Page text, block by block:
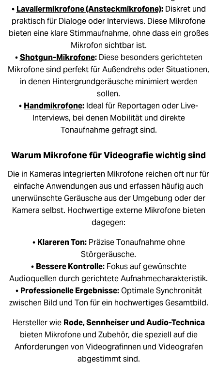
• Lavaliermikrofone (Ansteckmikrofone):Diskret und
praktisch für Dialoge oder Interviews. Diese Mikrofone
bieten eine klare Stimmaufnahme, ohne dass ein großes
Mikrofon sichtbar ist.
•Shotgun-Mikrofone:Diese besonders gerichteten
Mikrofone sind perfekt für Außendrehs oder Situationen,
in denen Hintergrundgeräusche minimiert werden
sollen.
• Handmikrofone: Ideal für Reportagen oder Live-
Interviews, bei denen Mobilität und direkte
Tonaufnahme gefragt sind.
Warum Mikrofone für Videografie wichtig sind
Die in Kameras integrierten Mikrofone reichen oft nur für
einfache Anwendungen aus und erfassen häufig auch
unerwünschte Geräusche aus der Umgebung oder der
Kamera selbst. Hochwertige externe Mikrofone bieten
dagegen:
• Klareren Ton:Präzise Tonaufnahme ohne
Störgeräusche.
• Bessere Kontrolle:Fokus auf gewünschte
Audioquellen durch gerichtete Aufnahmecharakteristik.
• Professionelle Ergebnisse:Optimale Synchronität
zwischen Bild und Ton für ein hochwertiges Gesamtbild.
Hersteller wie Rode, Sennheiser und Audio-Technica
bieten Mikrofone und Zubehör, die speziell auf die
Anforderungen von Videografinnen und Videografen
abgestimmt sind.